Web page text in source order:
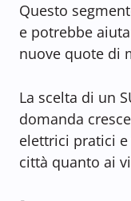
Questo
e potrebbe
nuove quote di
La scelta di un
domanda
elettrici pratici
città quanto ai